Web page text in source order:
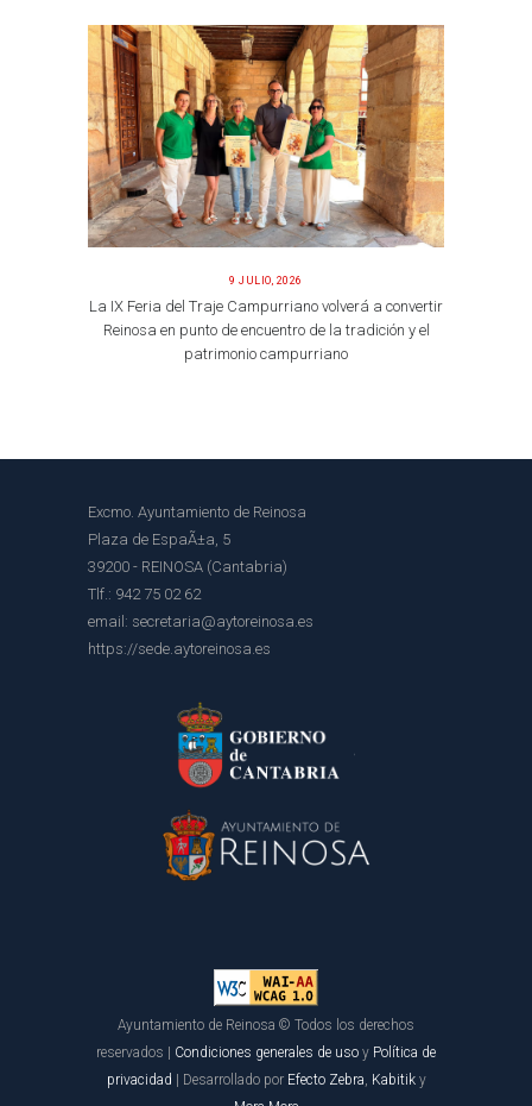
9 JULIO, 2026
La IX Feria del Traje Campurriano volverá a convertir
Reinosa en punto de encuentro de la tradición y el
patrimonio campurriano
Excmo. Ayuntamiento de Reinosa
Plaza de EspaÃ±a, 5
39200 - REINOSA (Cantabria)
Tlf.: 942 75 02 62
email: secretaria@aytoreinosa.es
https://sede.aytoreinosa.es
Ayuntamiento de Reinosa © Todos los derechos
reservados | Condiciones generales de uso y Política de
privacidad | Desarrollado por Efecto Zebra, Kabitiky